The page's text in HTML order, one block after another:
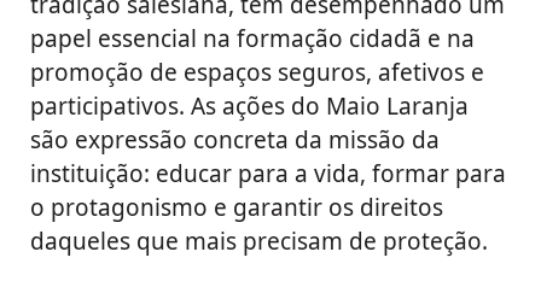
papel essencial na formação cidadã e na
promoção de espaços seguros, afetivos e
participativos. As ações do Maio Laranja
são expressão concreta da missão da
instituição: educar para a vida, formar para
o protagonismo e garantir os direitos
daqueles que mais precisam de proteção.